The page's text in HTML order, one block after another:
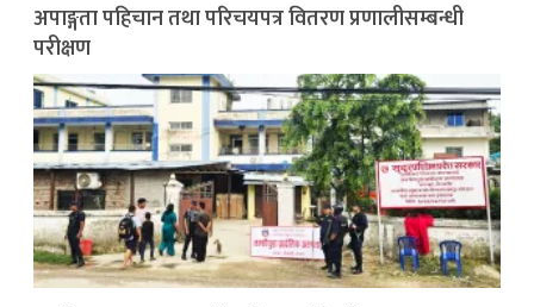
अपाङ्गता पहिचान तथा परिचयपत्र वितरण प्रणालीसम्बन्धी
परीक्षण